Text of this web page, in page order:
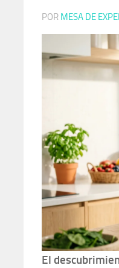
POR MESA DE
El